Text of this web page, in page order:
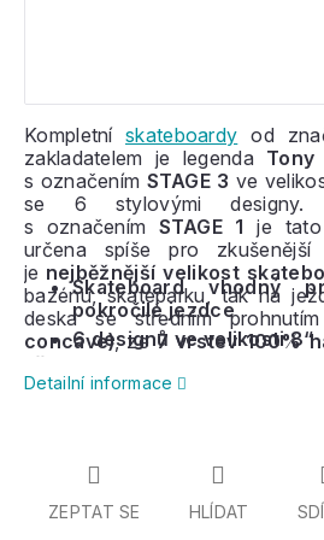
Kompletní skateboardy od
zakladatelem je legenda Tony
s označením STAGE 3 ve
se 6 stylovými designy.
s označením STAGE 1 je tato
určena spíše pro
je nejběžnější velikost
bazénu, skateparku, tak na
deska se středním
concave), ze7 vrstev 100%
dřeva
. Komplet je
hliníkovýmipodvozky s logem
nepříjemná
Skateboard vhodný
pokročilé jezdce
6 designů ve velikosti 8“
Detailní informace
ZEPTAT SE HLÍDAT